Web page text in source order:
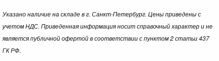
Указано наличие на складе в г. Санкт-Петербург. Цены приведены с
учетом НДС. Приведенная информация носит справочный характер и не
является публичной офертой в соответствии с пунктом 2 статьи 437
ГК РФ.